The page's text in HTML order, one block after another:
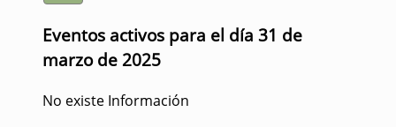
Eventos activos para el día 31 de
marzo de 2025
No existe Información